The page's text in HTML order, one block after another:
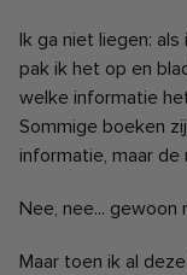
Ik ga niet liegen:
pak ik het op en
welke informatie
Sommige boeken
informatie, maar de
Nee, nee... gewoon
Maar toen ik al